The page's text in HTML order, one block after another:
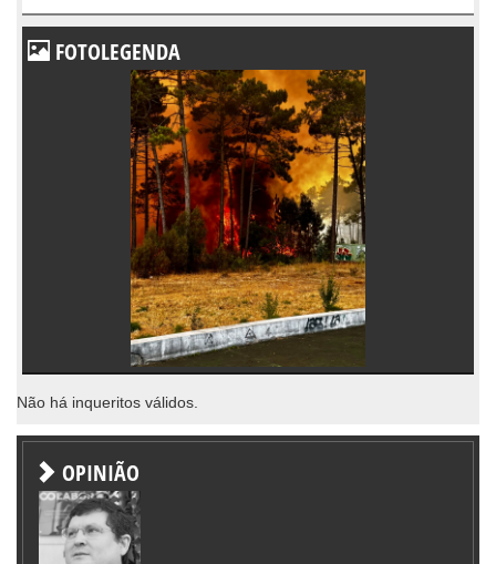
FOTOLEGENDA
Não há inqueritos válidos.
OPINIÃO